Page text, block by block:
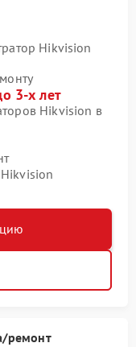
Hikvision
3-х лет
Hikvision в
ремонт